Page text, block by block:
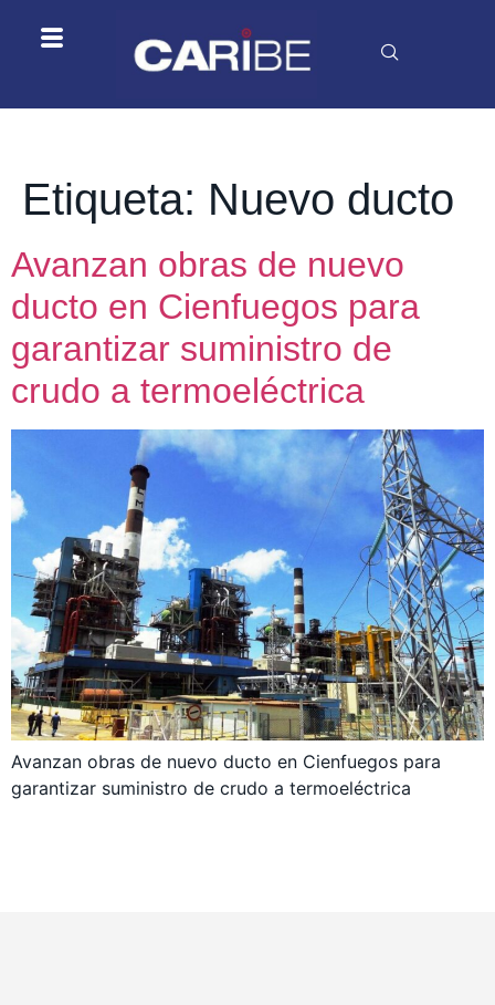
Etiqueta: Nuevo ducto
Avanzan obras de nuevo
ducto en Cienfuegos para
garantizar suministro de
crudo a termoeléctrica
Avanzan obras de nuevo ducto en Cienfuegos para
garantizar suministro de crudo a termoeléctrica